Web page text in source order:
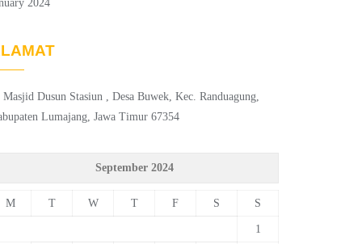
2024
Masjid Dusun Stasiun , Desa Buwek, Kec. Randuagung,
Lumajang, Jawa Timur 67354
September 2024
M T W T F S S
1